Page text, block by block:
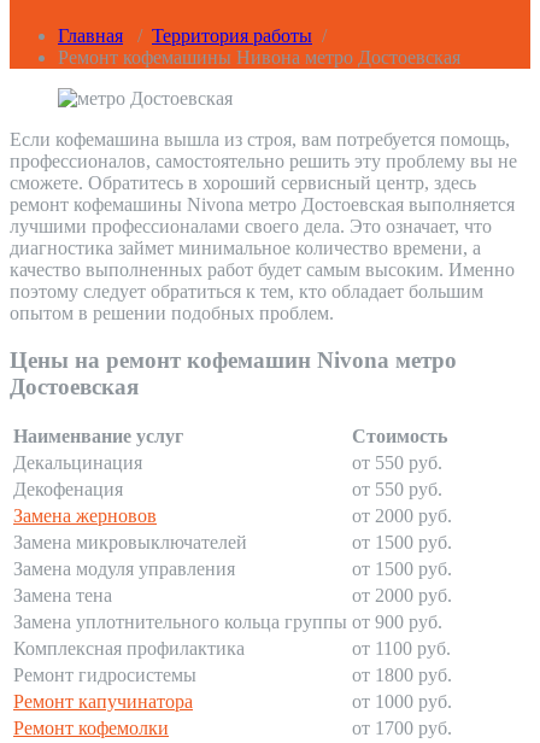
Главная / Территория работы /
Ремонт кофемашины Нивона метро Достоевская
Если кофемашина вышла из строя, вам потребуется помощь,
профессионалов, самостоятельно решить эту проблему вы не
сможете. Обратитесь в хороший сервисный центр, здесь
ремонт кофемашины Nivona метро Достоевская выполняется
лучшими профессионалами своего дела. Это означает, что
диагностика займет минимальное количество времени, а
качество выполненных работ будет самым высоким. Именно
поэтому следует обратиться к тем, кто обладает большим
опытом в решении подобных проблем.
Цены на ремонт кофемашин Nivona метро
Достоевская
Наименвание услуг
Стоимость
Декальцинация
от 550 руб.
Декофенация
от 550 руб.
Замена жерновов
от 2000 руб.
Замена микровыключателей
от 1500 руб.
Замена модуля управления
от 1500 руб.
Замена тена
от 2000 руб.
Замена уплотнительного кольца группы от 900 руб.
Комплексная профилактика
от 1100 руб.
Ремонт гидросистемы
от 1800 руб.
Ремонт капучинатора
от 1000 руб.
Ремонт кофемолки
от 1700 руб.